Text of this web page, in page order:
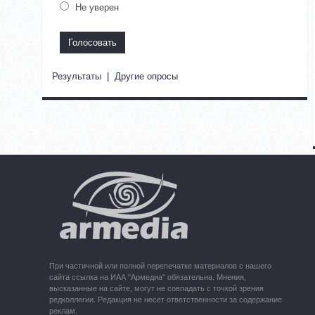
Не уверен
Результаты | Другие опросы
При частичной или полной перепечатке материалов с нашего
сайта ссылка на ИАА "Армедиа" обязательна. Мнения,
высказанные на сайте, могут не совпадать с точкой зрения
редколлегии. Редакция не несет ответственности за содержание
реклам.